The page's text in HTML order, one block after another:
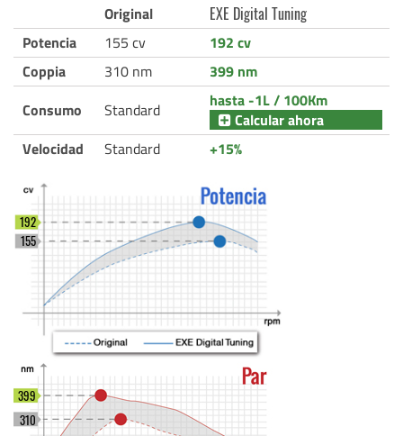
Original
EXE Digital Tuning
Potencia
155 cv
192 cv
Coppia
310 nm
399 nm
Consumo
Standard
hasta -1L / 100Km
Calcular ahora
Velocidad
Standard +15%
155
192
310
399